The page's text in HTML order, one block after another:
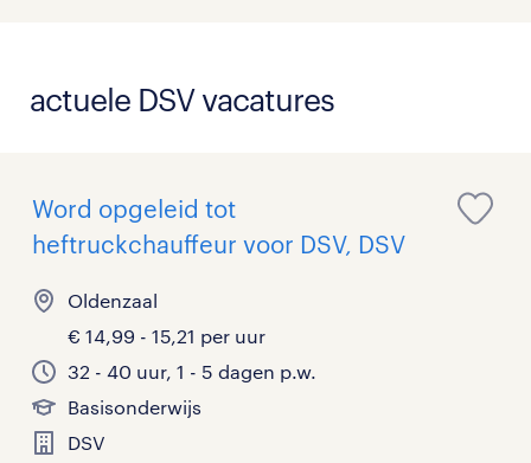
actuele DSV vacatures
Word opgeleid tot
heftruckchauffeur voor DSV, DSV
Oldenzaal
€ 14,99 - 15,21 per uur
32 - 40 uur, 1 - 5 dagen p.w.
Basisonderwijs
DSV